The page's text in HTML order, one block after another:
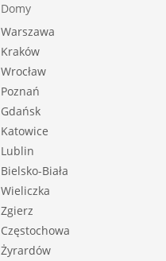
Domy
Warszawa
Kraków
Wrocław
Poznań
Gdańsk
Katowice
Lublin
Bielsko-Biała
Wieliczka
Zgierz
Częstochowa
Żyrardów